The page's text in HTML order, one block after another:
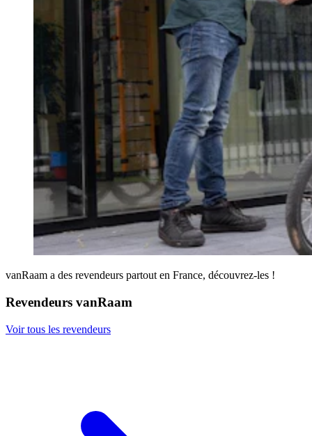
vanRaam a des revendeurs partout en France, découvrez-les !
Revendeurs vanRaam
Voir tous les revendeurs